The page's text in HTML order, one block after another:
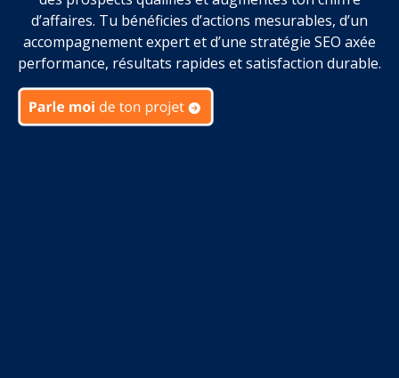
d’affaires. Tu bénéficies d’actions mesurables, d’un
accompagnement expert et d’une stratégie SEO axée
performance, résultats rapides et satisfaction durable.